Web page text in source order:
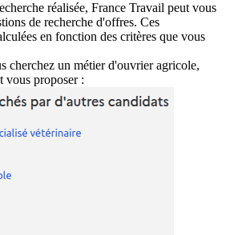
réalisée, France Travail peut vous
de recherche d'offres. Ces
en fonction des critères que vous
cherchez un métier d'ouvrier agricole,
vous proposer :